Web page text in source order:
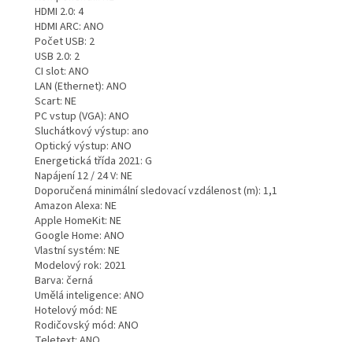
HDMI 2.0: 4
HDMI ARC: ANO
Počet USB: 2
USB 2.0: 2
CI slot: ANO
LAN (Ethernet): ANO
Scart: NE
PC vstup (VGA): ANO
Sluchátkový výstup: ano
Optický výstup: ANO
Energetická třída 2021: G
Napájení 12 / 24 V: NE
Doporučená minimální sledovací vzdálenost (m): 1,1
Amazon Alexa: NE
Apple HomeKit: NE
Google Home: ANO
Vlastní systém: NE
Modelový rok: 2021
Barva: černá
Umělá inteligence: ANO
Hotelový mód: NE
Rodičovský mód: ANO